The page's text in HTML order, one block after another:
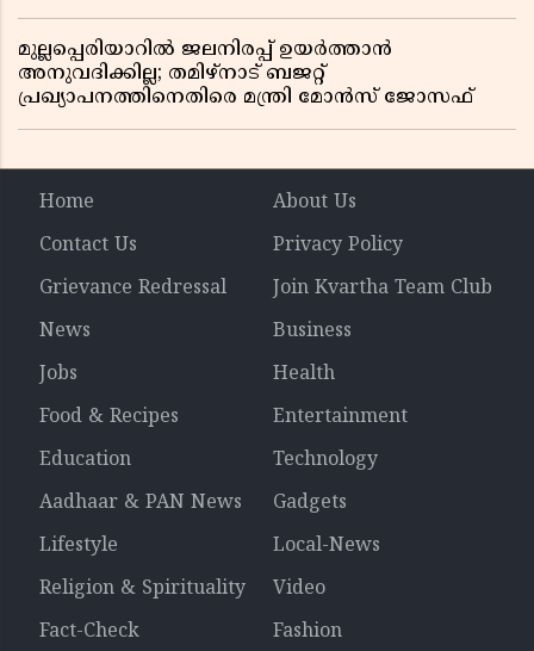
മുല്ലപ്പെരിയാറിൽ ജലനിരപ്പ് ഉയർത്താൻ
അനുവദിക്കില്ല; തമിഴ്നാട് ബജറ്റ്
പ്രഖ്യാപനത്തിനെതിരെ മന്ത്രി മോൻസ് ജോസഫ്
Home
About Us
Contact Us
Privacy Policy
Grievance Redressal
Join Kvartha Team Club
News
Business
Jobs
Health
Food & Recipes
Entertainment
Education
Technology
Aadhaar & PAN News
Gadgets
Lifestyle
Local-News
Religion & Spirituality
Video
Fact-Check
Fashion